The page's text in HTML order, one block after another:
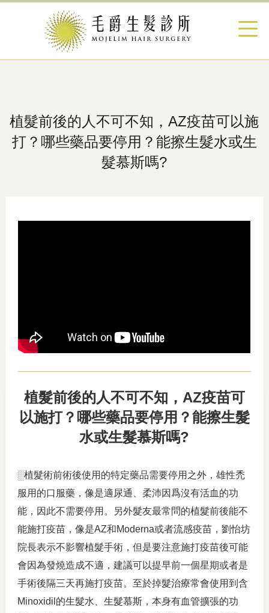
植髮前後的人不可不知，AZ疫苗可以施
打？哪些藥品要停用？能擦生髮水或生
髮慕斯嗎?
植髮前後的人不可不知，AZ疫苗可
以施打？哪些藥品要停用？能擦生髮
水或生髮慕斯嗎?
░植髮術前術後使用的特定藥品需要停用之外，雄性禿
服用的口服藥，像是適尿通、柔沛因爲沒有活血的功
能，因此不需要停用。另外髮友最常問的植髮前後能不
能施打疫苗，像是AZ和Moderna或者流感疫苗，劉怡坊
院長表示不影響植髮手術，但是要注意施打疫苗後可能
會因為發燒造成不適，建議可以提早前一個星期或者是
手術後隔三天再施打疫苗。至於掉髮治療常會使用到含
Minoxidil的生髮水、生髮慕斯，本身有血管擴張的功